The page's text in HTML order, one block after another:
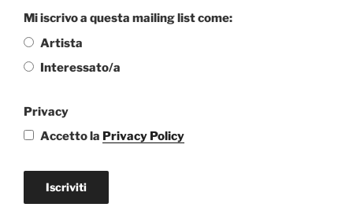
Mi iscrivo a questa mailing list come:
Artista
Interessato/a
Privacy
Accetto la Privacy Policy
Iscriviti